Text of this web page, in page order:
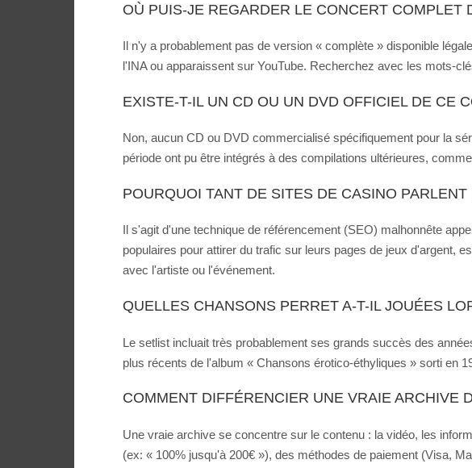
OÙ PUIS-JE REGARDER LE CONCERT
Il n'y a probablement pas de version « complète » disponible
l'INA ou apparaissent sur YouTube. Recherchez avec les mots-
EXISTE-T-IL UN CD OU UN DVD OFFICIEL DE CE
Non, aucun CD ou DVD commercialisé spécifiquement pour la
période ont pu être intégrés à des compilations ultérieures,
POURQUOI TANT DE SITES DE CASINO
Il s'agit d'une technique de référencement (SEO) malhonnête
populaires pour attirer du trafic sur leurs pages de jeux d'argent,
avec l'artiste ou l'événement.
QUELLES CHANSONS PERRET A-T-IL JOUÉES
Le setlist incluait très probablement ses grands succès des
plus récents de l'album « Chansons érotico-éthyliques » sorti en
COMMENT DIFFÉRENCIER UNE VRAIE ARCHIVE
Une vraie archive se concentre sur le contenu : la vidéo, les
(ex: « 100% jusqu'à 200€ »), des méthodes de paiement (Visa,